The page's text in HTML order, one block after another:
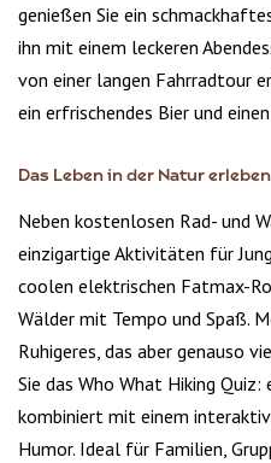
genießen Sie ein
ihn mit einem leckeren
von einer langen Fahrradtour
ein erfrischendes Bier und
Das Leben in der Natur erleben
Neben kostenlosen Rad- und
einzigartige Aktivitäten für
coolen elektrischen Fatmax-
Wälder mit Tempo und Spaß.
Ruhigeres, das aber genauso
Sie das Who What Hiking Quiz:
kombiniert mit einem
Humor. Ideal für Familien,